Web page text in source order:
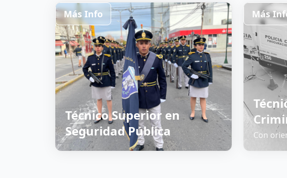
Más Info
Técnico Superior en
Seguridad Pública
Más
Con